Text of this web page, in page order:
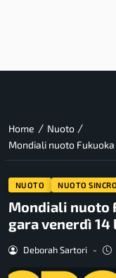
Home / Nuoto /
Mondiali nuoto
NUOTO NUOTO
Mondiali nuoto
gara venerdì
Deborah Sartori -